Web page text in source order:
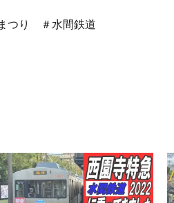
つり ＃水間鉄道